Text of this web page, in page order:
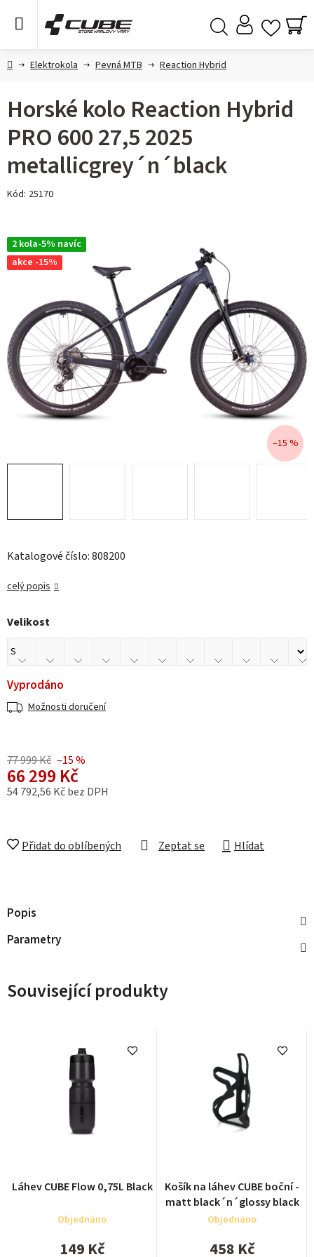
DomůElektrokola Pevná MTB Reaction Hybrid
Katalogové číslo: 808200
celý popis
Velikost
Vyprodáno
Možnosti doručení
77 999 Kč –15 %
66 299 Kč
54 792,56 Kč bez DPH
Zeptat se Hlídat
Přidat do oblíbených
Horské kolo Reaction Hybrid
PRO 600 27,5 2025
metallicgrey´n´black
Kód: 25170
2 kola-5% navíc
akce -15%
–15 %
Popis
Parametry
Související produkty
Láhev CUBE Flow 0,75L Black
Objednáno
149 Kč
Košík na láhev CUBE boční -
matt black´n´glossy black
Objednáno
458 Kč